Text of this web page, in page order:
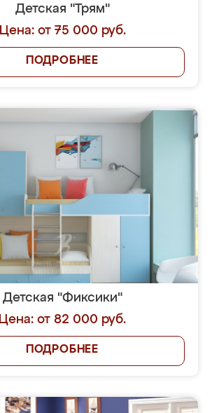
Детская "Трям"
Цена: от 75 000 руб.
ПОДРОБНЕЕ
Детская "Фиксики"
Цена: от 82 000 руб.
ПОДРОБНЕЕ